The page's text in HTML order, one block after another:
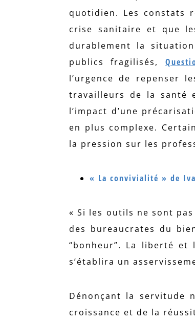
quotidien. Les constats
crise sanitaire et que
durablement la
publics fragilisés,
l’urgence de repenser
travailleurs de la santé
l’impact d’une
en plus complexe.
la pression sur les
« La convivialité » de
« Si les outils ne sont
des bureaucrates du
“bonheur”. La liberté
s’établira un
Dénonçant la servitude
croissance et de la